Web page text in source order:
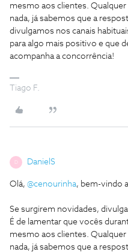
mesmo aos clientes.
nada, já sabemos que a
divulgamos nos canais
para algo mais positivo e que
acompanha a concorrência!
Tiago F.
D DanielS
Olá, @cenourinha, bem-vindo
Se surgirem novidades,
É de lamentar que vocês
mesmo aos clientes.
nada, já sabemos que a